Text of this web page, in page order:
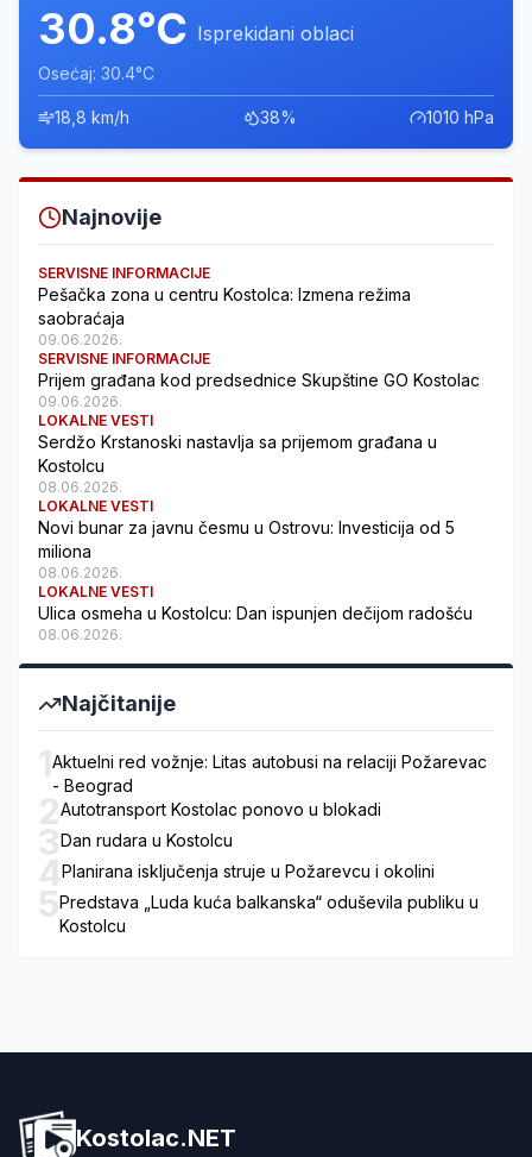
30.8°C Isprekidani oblaci
Osećaj: 30.4°C
18,8 km/h 38% 1010 hPa
Najnovije
SERVISNE INFORMACIJE
Pešačka zona u centru Kostolca: Izmena režima
saobraćaja
09.06.2026.
SERVISNE INFORMACIJE
Prijem građana kod predsednice Skupštine GO Kostolac
09.06.2026.
LOKALNE VESTI
Serdžo Krstanoski nastavlja sa prijemom građana u
Kostolcu
08.06.2026.
LOKALNE VESTI
Novi bunar za javnu česmu u Ostrovu: Investicija od 5
miliona
08.06.2026.
LOKALNE VESTI
Ulica osmeha u Kostolcu: Dan ispunjen dečijom radošću
08.06.2026.
Najčitanije
1Aktuelni red vožnje: Litas autobusi na relaciji Požarevac
- Beograd
2Autotransport Kostolac ponovo u blokadi
3Dan rudara u Kostolcu
4Planirana isključenja struje u Požarevcu i okolini
5Predstava „Luda kuća balkanska“ oduševila publiku u
Kostolcu
Kostolac.NET